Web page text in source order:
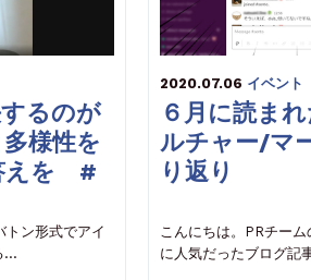
るのが
様性を
えを #
ン形式でアイ
…
2020.07.06 イベント
６月に読ま
ルチャー/マ
り返り
こんにちは。PRチー
に人気だったブログ記